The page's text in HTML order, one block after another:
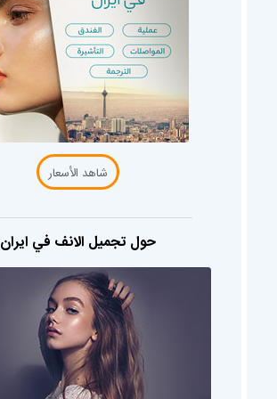
شاهد الأسعار
حول تجميل الانف في ايران